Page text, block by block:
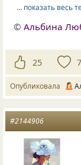
… показать весь
©Альбина
25 7
Опубликовала
#2144906